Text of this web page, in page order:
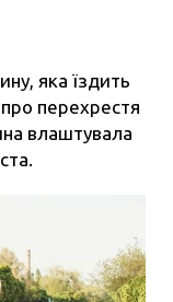
яка їздить
перехрестя
влаштувала